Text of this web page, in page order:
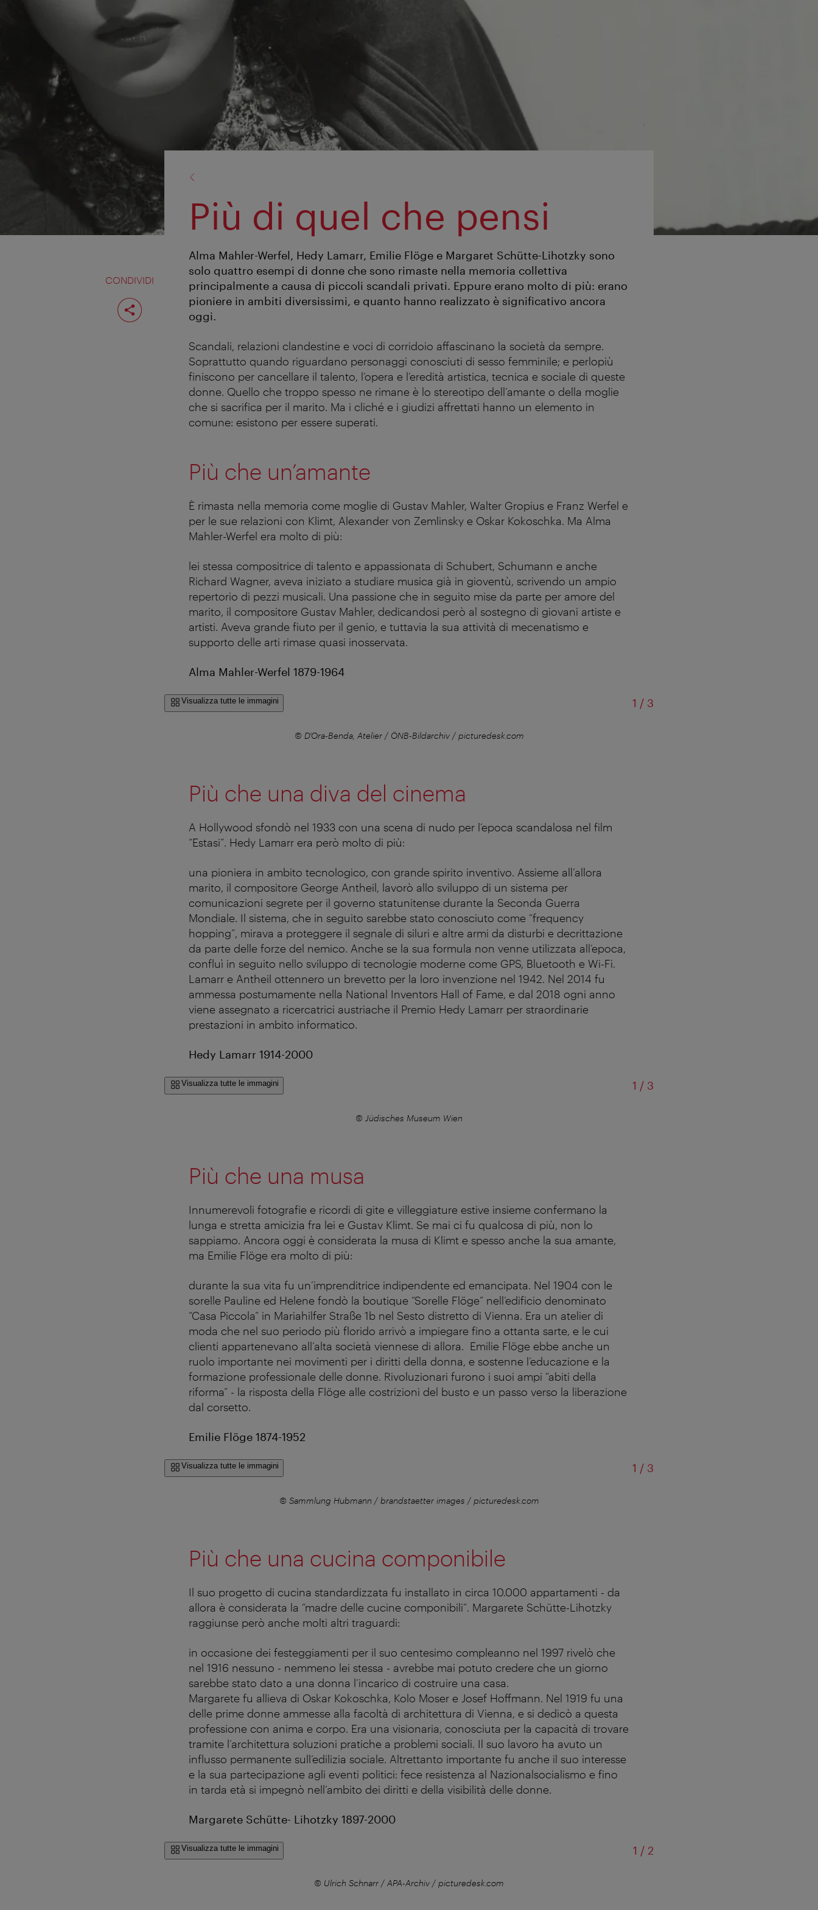
CONDIVIDI
Condividi
pagina
Più di quel che pensi
Alma Mahler-Werfel, Hedy Lamarr, Emilie Flöge e Margaret Schütte-Lihotzky sono
solo quattro esempi di donne che sono rimaste nella memoria collettiva
principalmente a causa di piccoli scandali privati. Eppure erano molto di più: erano
pioniere in ambiti diversissimi, e quanto hanno realizzato è significativo ancora
oggi.
Scandali, relazioni clandestine e voci di corridoio affascinano la società da sempre.
Soprattutto quando riguardano personaggi conosciuti di sesso femminile; e perlopiù
finiscono per cancellare il talento, l’opera e l’eredità artistica, tecnica e sociale di queste
donne. Quello che troppo spesso ne rimane è lo stereotipo dell’amante o della moglie
che si sacrifica per il marito. Ma i cliché e i giudizi affrettati hanno un elemento in
comune: esistono per essere superati.
Più che un’amante
È rimasta nella memoria come moglie di Gustav Mahler, Walter Gropius e Franz Werfel e
per le sue relazioni con Klimt, Alexander von Zemlinsky e Oskar Kokoschka. Ma Alma
Mahler-Werfel era molto di più:
lei stessa compositrice di talento e appassionata di Schubert, Schumann e anche
Richard Wagner, aveva iniziato a studiare musica già in gioventù, scrivendo un ampio
repertorio di pezzi musicali. Una passione che in seguito mise da parte per amore del
marito, il compositore Gustav Mahler, dedicandosi però al sostegno di giovani artiste e
artisti. Aveva grande fiuto per il genio, e tuttavia la sua attività di mecenatismo e
supporto delle arti rimase quasi inosservata.
Alma Mahler-Werfel 1879-1964
Visualizza tutte le immagini 1 /di
3
© D'Ora-Benda, Atelier / ÖNB-Bildarchiv / picturedesk.com
Più che una diva del cinema
A Hollywood sfondò nel 1933 con una scena di nudo per l’epoca scandalosa nel film
“Estasi”. Hedy Lamarr era però molto di più:
una pioniera in ambito tecnologico, con grande spirito inventivo. Assieme all’allora
marito, il compositore George Antheil, lavorò allo sviluppo di un sistema per
comunicazioni segrete per il governo statunitense durante la Seconda Guerra
Mondiale. Il sistema, che in seguito sarebbe stato conosciuto come “frequency
hopping”, mirava a proteggere il segnale di siluri e altre armi da disturbi e decrittazione
da parte delle forze del nemico. Anche se la sua formula non venne utilizzata all’epoca,
confluì in seguito nello sviluppo di tecnologie moderne come GPS, Bluetooth e Wi-Fi.
Lamarr e Antheil ottennero un brevetto per la loro invenzione nel 1942. Nel 2014 fu
ammessa postumamente nella National Inventors Hall of Fame, e dal 2018 ogni anno
viene assegnato a ricercatrici austriache il Premio Hedy Lamarr per straordinarie
prestazioni in ambito informatico.
Hedy Lamarr 1914-2000
Visualizza tutte le immagini 1 /di
3
© Jüdisches Museum Wien
Più che una musa
Innumerevoli fotografie e ricordi di gite e villeggiature estive insieme confermano la
lunga e stretta amicizia fra lei e Gustav Klimt. Se mai ci fu qualcosa di più, non lo
sappiamo. Ancora oggi è considerata la musa di Klimt e spesso anche la sua amante,
ma Emilie Flöge era molto di più:
durante la sua vita fu un’imprenditrice indipendente ed emancipata. Nel 1904 con le
sorelle Pauline ed Helene fondò la boutique “Sorelle Flöge” nell’edificio denominato
“Casa Piccola” in Mariahilfer Straße 1b nel Sesto distretto di Vienna. Era un atelier di
moda che nel suo periodo più florido arrivò a impiegare fino a ottanta sarte, e le cui
clienti appartenevano all’alta società viennese di allora. Emilie Flöge ebbe anche un
ruolo importante nei movimenti per i diritti della donna, e sostenne l’educazione e la
formazione professionale delle donne. Rivoluzionari furono i suoi ampi “abiti della
riforma” - la risposta della Flöge alle costrizioni del busto e un passo verso la liberazione
dal corsetto.
Emilie Flöge 1874-1952
Visualizza tutte le immagini 1 /di
3
© Sammlung Hubmann / brandstaetter images / picturedesk.com
Più che una cucina componibile
Il suo progetto di cucina standardizzata fu installato in circa 10.000 appartamenti - da
allora è considerata la “madre delle cucine componibili”. Margarete Schütte-Lihotzky
raggiunse però anche molti altri traguardi:
in occasione dei festeggiamenti per il suo centesimo compleanno nel 1997 rivelò che
nel 1916 nessuno - nemmeno lei stessa - avrebbe mai potuto credere che un giorno
sarebbe stato dato a una donna l’incarico di costruire una casa.
Margarete fu allieva di Oskar Kokoschka, Kolo Moser e Josef Hoffmann. Nel 1919 fu una
delle prime donne ammesse alla facoltà di architettura di Vienna, e si dedicò a questa
professione con anima e corpo. Era una visionaria, conosciuta per la capacità di trovare
tramite l’architettura soluzioni pratiche a problemi sociali. Il suo lavoro ha avuto un
influsso permanente sull’edilizia sociale. Altrettanto importante fu anche il suo interesse
e la sua partecipazione agli eventi politici: fece resistenza al Nazionalsocialismo e fino
in tarda età si impegnò nell’ambito dei diritti e della visibilità delle donne.
Margarete Schütte- Lihotzky 1897-2000
Visualizza tutte le immagini 1 /di
2
© Ulrich Schnarr / APA-Archiv / picturedesk.com